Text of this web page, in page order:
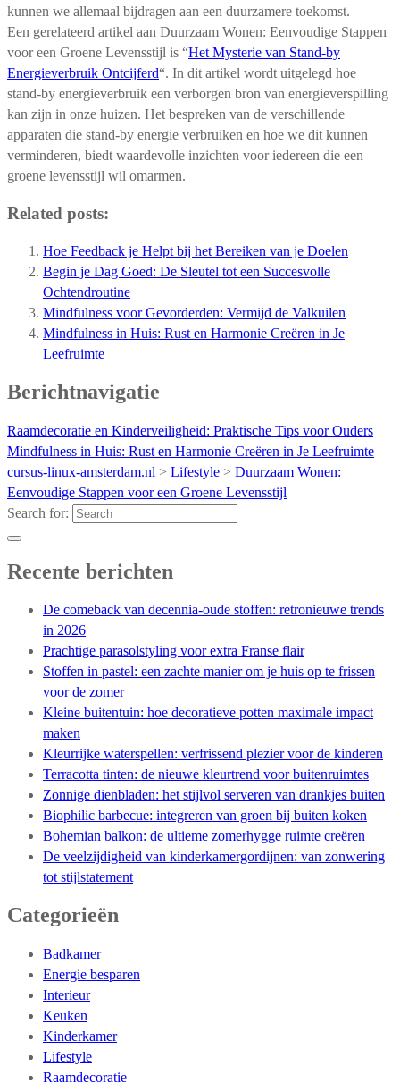
kunnen we allemaal bijdragen aan een duurzamere toekomst.
Een gerelateerd artikel aan Duurzaam Wonen: Eenvoudige Stappen
voor een Groene Levensstijl is “Het Mysterie van Stand-by
Energieverbruik Ontcijferd“. In dit artikel wordt uitgelegd hoe
stand-by energieverbruik een verborgen bron van energieverspilling
kan zijn in onze huizen. Het bespreken van de verschillende
apparaten die stand-by energie verbruiken en hoe we dit kunnen
verminderen, biedt waardevolle inzichten voor iedereen die een
groene levensstijl wil omarmen.
Related posts:
Hoe Feedback je Helpt bij het Bereiken van je Doelen
Begin je Dag Goed: De Sleutel tot een Succesvolle
Ochtendroutine
Mindfulness voor Gevorderden: Vermijd de Valkuilen
Mindfulness in Huis: Rust en Harmonie Creëren in Je
Leefruimte
Berichtnavigatie
Raamdecoratie en Kinderveiligheid: Praktische Tips voor Ouders
Mindfulness in Huis: Rust en Harmonie Creëren in Je Leefruimte
cursus-linux-amsterdam.nl > Lifestyle > Duurzaam Wonen:
Eenvoudige Stappen voor een Groene Levensstijl
Search for:
Recente berichten
De comeback van decennia-oude stoffen: retronieuwe trends
in 2026
Prachtige parasolstyling voor extra Franse flair
Stoffen in pastel: een zachte manier om je huis op te frissen
voor de zomer
Kleine buitentuin: hoe decoratieve potten maximale impact
maken
Kleurrijke waterspellen: verfrissend plezier voor de kinderen
Terracotta tinten: de nieuwe kleurtrend voor buitenruimtes
Zonnige dienbladen: het stijlvol serveren van drankjes buiten
Biophilic barbecue: integreren van groen bij buiten koken
Bohemian balkon: de ultieme zomerhygge ruimte creëren
De veelzijdigheid van kinderkamergordijnen: van zonwering
tot stijlstatement
Categorieën
Badkamer
Energie besparen
Interieur
Keuken
Kinderkamer
Lifestyle
Raamdecoratie